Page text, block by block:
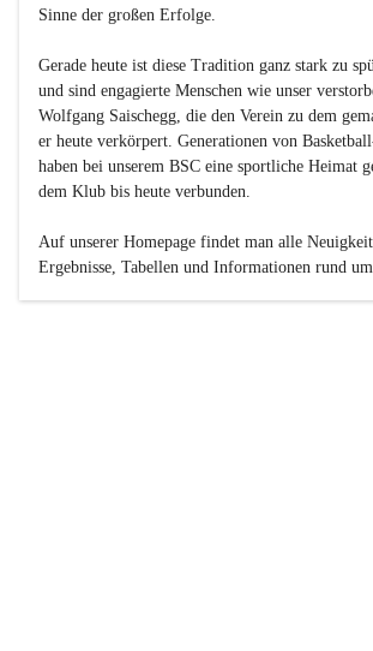
Sinne der großen Erfolge.
Gerade heute ist diese Tradition ganz stark zu
und sind engagierte Menschen wie unser
Wolfgang Saischegg, die den Verein zu dem
er heute verkörpert. Generationen von
haben bei unserem BSC eine sportliche Heimat
dem Klub bis heute verbunden.
Auf unserer Homepage findet man alle
Ergebnisse, Tabellen und Informationen rund